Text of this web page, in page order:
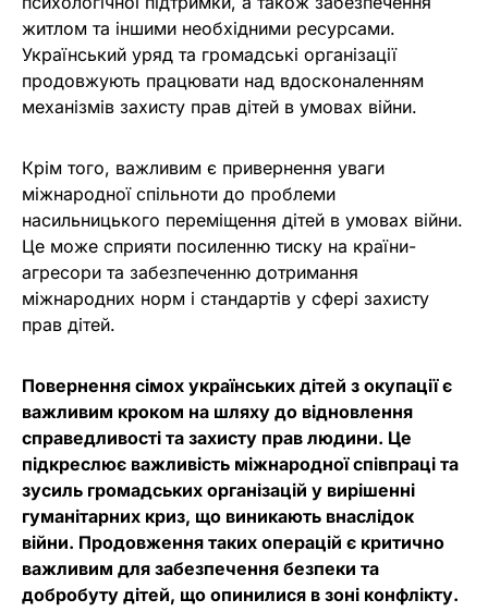
житлом та іншими необхідними ресурсами.
Український уряд та громадські організації
продовжують працювати над вдосконаленням
механізмів захисту прав дітей в умовах війни.
Крім того, важливим є привернення уваги
міжнародної спільноти до проблеми
насильницького переміщення дітей в умовах війни.
Це може сприяти посиленню тиску на країни-
агресори та забезпеченню дотримання
міжнародних норм і стандартів у сфері захисту
прав дітей.
Повернення сімох українських дітей з окупації є
важливим кроком на шляху до відновлення
справедливості та захисту прав людини. Це
підкреслює важливість міжнародної співпраці та
зусиль громадських організацій у вирішенні
гуманітарних криз, що виникають внаслідок
війни. Продовження таких операцій є критично
важливим для забезпечення безпеки та
добробуту дітей, що опинилися в зоні конфлікту.